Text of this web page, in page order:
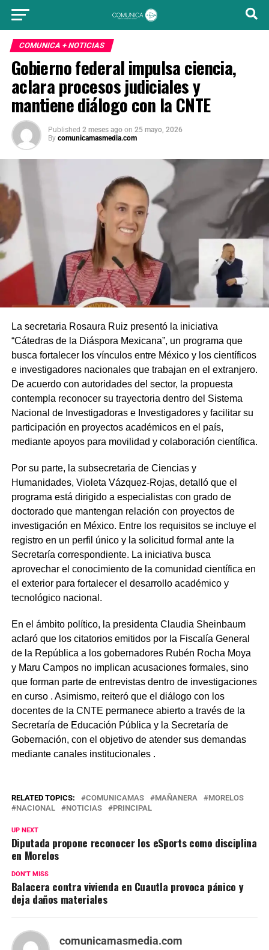
COMUNICA + NOTICIAS
Gobierno federal impulsa ciencia,
aclara procesos judiciales y
mantiene diálogo con la CNTE
Published 2 meses ago on 25 mayo, 2026
By comunicamasmedia.com
La secretaria Rosaura Ruiz presentó la iniciativa
“Cátedras de la Diáspora Mexicana”, un programa que
busca fortalecer los vínculos entre México y los científicos
e investigadores nacionales que trabajan en el extranjero.
De acuerdo con autoridades del sector, la propuesta
contempla reconocer su trayectoria dentro del Sistema
Nacional de Investigadoras e Investigadores y facilitar su
participación en proyectos académicos en el país,
mediante apoyos para movilidad y colaboración científica.
Por su parte, la subsecretaria de Ciencias y
Humanidades, Violeta Vázquez-Rojas, detalló que el
programa está dirigido a especialistas con grado de
doctorado que mantengan relación con proyectos de
investigación en México. Entre los requisitos se incluye el
registro en un perfil único y la solicitud formal ante la
Secretaría correspondiente. La iniciativa busca
aprovechar el conocimiento de la comunidad científica en
el exterior para fortalecer el desarrollo académico y
tecnológico nacional.
En el ámbito político, la presidenta Claudia Sheinbaum
aclaró que los citatorios emitidos por la Fiscalía General
de la República a los gobernadores Rubén Rocha Moya
y Maru Campos no implican acusaciones formales, sino
que forman parte de entrevistas dentro de investigaciones
en curso . Asimismo, reiteró que el diálogo con los
docentes de la CNTE permanece abierto a través de la
Secretaría de Educación Pública y la Secretaría de
Gobernación, con el objetivo de atender sus demandas
mediante canales institucionales .
RELATED TOPICS: COMUNICAMAS MAÑANERA
MORELOS
NACIONAL
NOTICIAS PRINCIPAL
UP NEXT
Diputada propone reconocer los eSports como disciplina
en Morelos
DON'T MISS
Balacera contra vivienda en Cuautla provoca pánico y
deja daños materiales
comunicamasmedia.com